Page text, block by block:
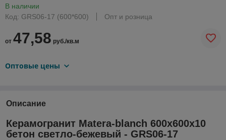
В наличии
Код: GRS06-17 (600*600)
Опт и розница
от 47,58 руб./кв.м
Оптовые цены
Описание
Керамогранит Matera-blanch 600х600х10
бетон светло-бежевый - GRS06-17